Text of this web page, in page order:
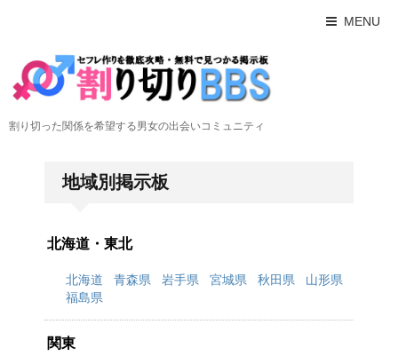
MENU
割り切った関係を希望する男女の出会いコミュニティ
地域別掲示板
北海道・東北
北海道 青森県 岩手県 宮城県 秋田県
山形県
福島県
関東